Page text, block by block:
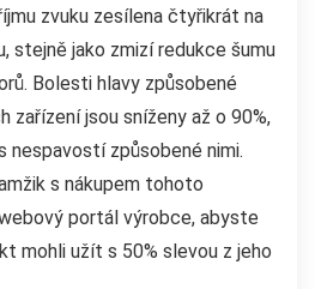
zvuku zesílena čtyřikrát na
stejně jako zmizí redukce šumu
Bolesti hlavy způsobené
zařízení jsou sníženy až o 90%,
nespavostí způsobené nimi.
s nákupem tohoto
portál výrobce, abyste
mohli užít s 50% slevou z jeho